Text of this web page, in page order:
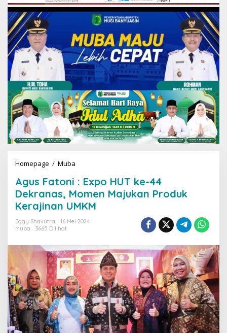
Homepage / Muba
u
s
F
a
i
:
E
x
p
o
H
U
T
k
Agus Fatoni : Expo HUT ke-44
Dekranas, Momen Majukan Produk
Kerajinan UMKM
Eggy Shavutra
16 Mei 2024
Muba
3665 Dilihat